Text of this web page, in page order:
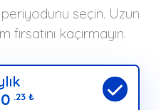
seçin. Uzun
kaçırmayın.
.23 ₺